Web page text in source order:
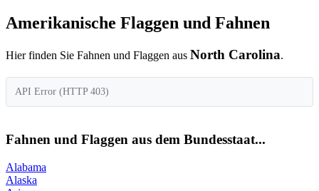
Amerikanische Flaggen und Fahnen
Hier finden Sie Fahnen und Flaggen aus North Carolina.
API Error (HTTP 403)
Fahnen und Flaggen aus dem Bundesstaat...
Alabama
Alaska